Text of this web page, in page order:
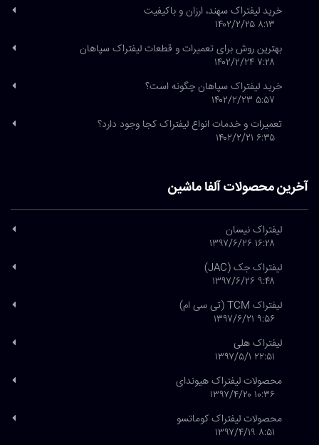
خرید لیفتراک سهند، ارزان و باکیفیت
۸:۱۳ ۱۴۰۲/۲/۲۵
بهترین روش برای تعمیرات و قطعات لیفتراک سپاهان
۷:۲۸ ۱۴۰۲/۲/۲۴
خرید لیفتراک سپاهان چگونه است؟
۵:۵۷ ۱۴۰۲/۲/۲۳
تعمیرات و خدمات انواع لیفتراک کجا وجود دارد؟
۶:۳۵ ۱۴۰۲/۲/۲۱
آخرین محصولات آلفا ماشین
لیفتراک نیسان
۱۶:۲۸ ۱۳۹۷/۶/۲۶
لیفتراک جک (JAC)
۹:۴۸ ۱۳۹۷/۶/۲۶
لیفتراک TCM (تی سی ام)
۹:۵۶ ۱۳۹۷/۶/۲۱
لیفتراک هلی
۲۲:۵۱ ۱۳۹۷/۵/۱
محصولات لیفتراک هیوندای
۱۰:۳۶ ۱۳۹۷/۴/۲۰
محصولات لیفتراک کوماتسو
۸:۵۱ ۱۳۹۷/۴/۱۹